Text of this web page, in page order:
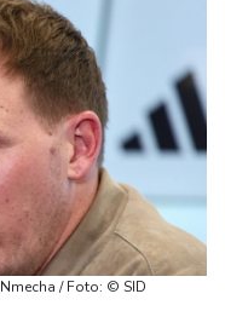
DFB-Elf: Stiller und Führich für Pavlovic und Nmecha / Foto: © SID